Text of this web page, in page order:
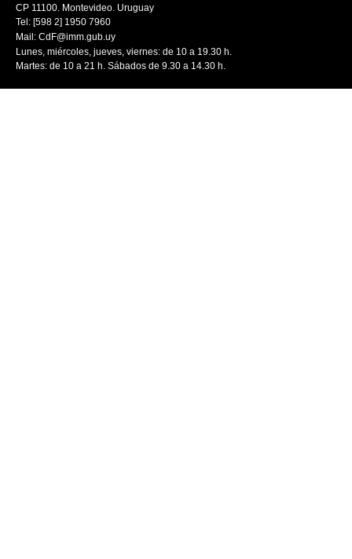
CP 11100. Montevideo. Uruguay
Tel: [598 2] 1950 7960
Mail: CdF@imm.gub.uy
Lunes, miércoles, jueves, viernes: de 10 a 19.30 h.
Martes: de 10 a 21 h. Sábados de 9.30 a 14.30 h.